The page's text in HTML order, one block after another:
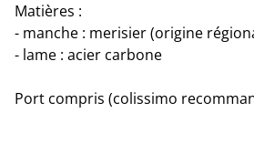
Matières :
- manche : merisier (origine
- lame : acier carbone
Port compris (colissimo